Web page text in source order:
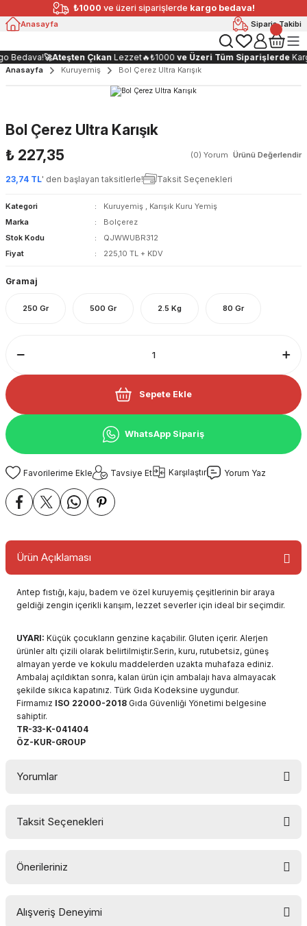
₺1000 ve üzeri siparişlerde kargo bedava!
Anasayfa Sipariş Takibi
Bedava!🚀Ateşten ÇıkanLezzet🔥₺1000ve Üzeri Tüm Siparişlerde
Anasayfa Kuruyemiş Bol Çerez Ultra Karışık
Bol Çerez Ultra Karışık
₺ 227,35
(0) Yorum Ürünü Değerlendir
23,74 TL' den başlayan taksitlerle! Taksit Seçenekleri
Kategori Kuruyemiş , Karışık Kuru Yemiş
Marka
Bolçerez
Stok Kodu
QJWWUBR312
Fiyat
225,10 TL + KDV
Gramaj
250 Gr 500 Gr 2.5 Kg 80 Gr
Sepete Ekle
WhatsApp Sipariş
Tavsiye Et Karşılaştır Yorum Yaz
Ürün Açıklaması
Antep fıstığı, kaju, badem ve özel kuruyemiş çeşitlerinin bir araya
geldiği zengin içerikli karışım, lezzet severler için ideal bir seçimdir.
UYARI: Küçük çocukların genzine kaçabilir. Gluten içerir. Alerjen
ürünler altı çizili olarak belirtilmiştir.Serin, kuru, rutubetsiz, güneş
almayan yerde ve kokulu maddelerden uzakta muhafaza ediniz.
Ambalaj açıldıktan sonra, kalan ürün için ambalajı hava almayacak
şekilde sıkıca kapatınız. Türk Gıda Kodeksine uygundur.
Firmamız ISO 22000-2018 Gıda Güvenliği Yönetimi belgesine
sahiptir.
TR-33-K-041404
ÖZ-KUR-GROUP
Yorumlar
Taksit Seçenekleri
Önerileriniz
konularda yetersiz gördüğünüz noktaları öneri formunu
Alışveriş Deneyimi